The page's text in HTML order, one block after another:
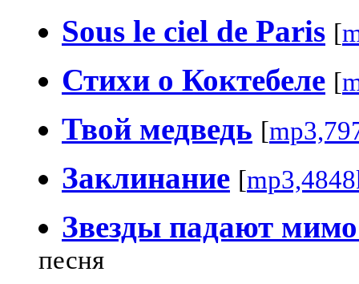
Sous le ciel de Paris [
Стихи о Коктебеле [
Твой медведь [
Заклинание [
Звезды падают
песня